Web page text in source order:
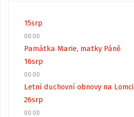
15srp
00:00
Památka Marie, matky Páně
16srp
00:00
Letní duchovní obnovy na Lomci
26srp
00:00